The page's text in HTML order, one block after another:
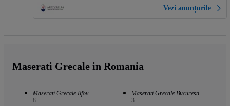
Vezi anunțurile
Maserati Grecale in Romania
Maserati Grecale Ilfov
8
Maserati Grecale Bucuresti
3